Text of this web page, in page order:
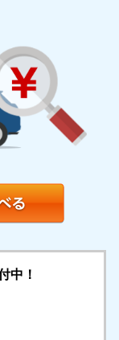
中！